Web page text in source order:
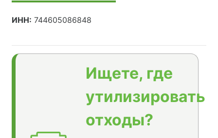
ИНН: 744605086848
Ищете, где
утилизировать
отходы?